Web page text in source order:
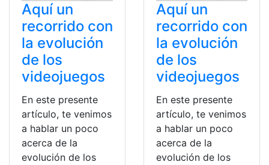
Aquí un
recorrido con
la evolución
de los
videojuegos
En este presente
artículo, te venimos
a hablar un poco
acerca de la
evolución de los
Aquí un
recorrido con
la evolución
de los
videojuegos
En este presente
artículo, te venimos
a hablar un poco
acerca de la
evolución de los